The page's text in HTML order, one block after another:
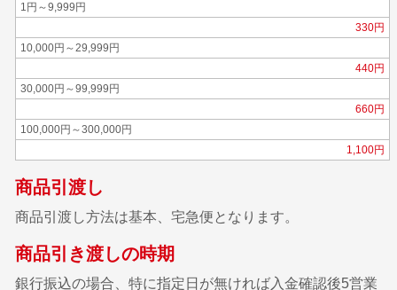
1円～9,999円
330円
10,000円～29,999円
440円
30,000円～99,999円
660円
100,000円～300,000円
1,100円
商品引渡し
商品引渡し方法は基本、宅急便となります。
商品引き渡しの時期
銀行振込の場合、特に指定日が無ければ入金確認後5営業